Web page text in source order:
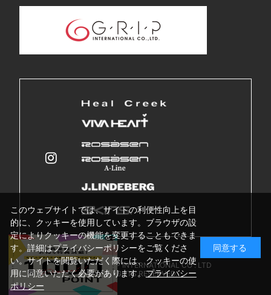
Copyright © GRIP INTERNATIONAL CO . LTD
ALL RIGHTS RESERVED.
このウェブサイトでは、サイトの利便性向上を目
的に、クッキーを使用しています。ブラウザの設
定によりクッキーの機能を変更することもできま
す。詳細はプライバシーポリシーをご覧くださ
い。サイトを閲覧いただく際には、クッキーの使
用に同意いただく必要があります。プライバシー
ポリシー
同意する